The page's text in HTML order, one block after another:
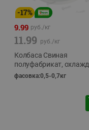
-17%
9.99 руб./кг
11.99 руб./кг
Колбаса Свиная
полуфабрикат, охлажд
фасовка:0,5-0,7кг